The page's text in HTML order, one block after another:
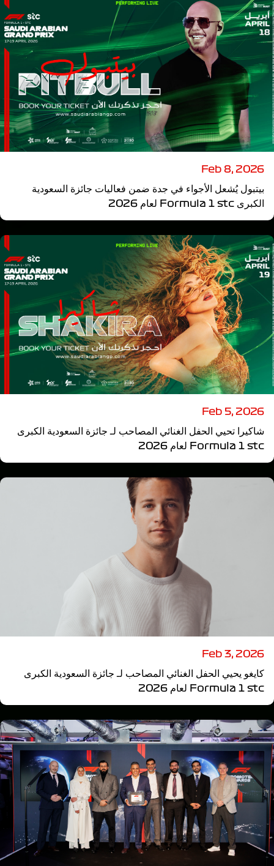
Feb 8, 2026
بيتبول يُشعل الأجواء في جدة ضمن فعاليات جائزة السعودية
الكبرى Formula 1 stc لعام 2026
Feb 5, 2026
شاكيرا تحيي الحفل الغنائي المصاحب لـ جائزة السعودية الكبرى
Formula 1 stc لعام 2026
Feb 3, 2026
كايغو يحيي الحفل الغنائي المصاحب لـ جائزة السعودية الكبرى
Formula 1 stc لعام 2026